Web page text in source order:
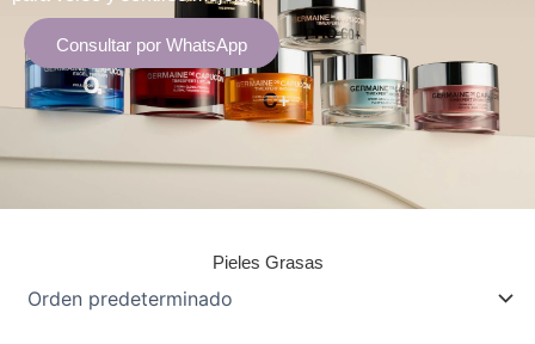
Consultar por WhatsApp
Pieles Grasas